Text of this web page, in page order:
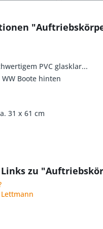
PVC glasklar...
Boote hinten
31 x 61 cm
zu